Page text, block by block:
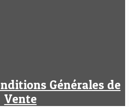
Générales de
Vente